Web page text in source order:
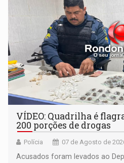
VÍDEO: Quadrilha é
200 porções de drogas
Polícia 07 de Agosto de
Acusados foram levados ao